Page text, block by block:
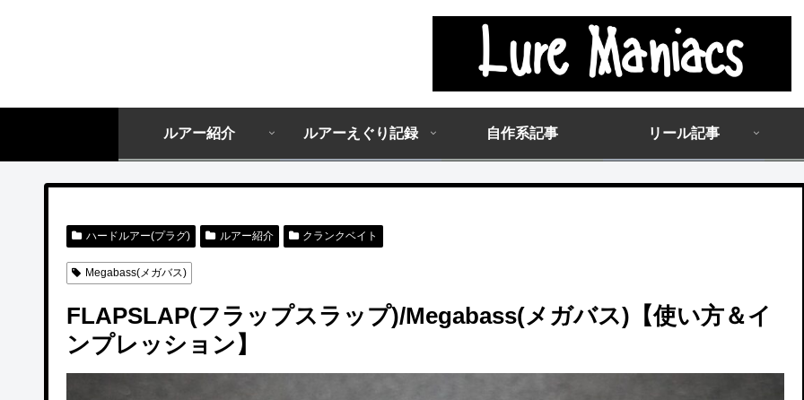
ルアー紹介 ルアーえぐり記録 自作系記事 リール記事
ハードルアー(プラグ) ルアー紹介 クランクベイト
Megabass(メガバス)
FLAPSLAP(フラップスラップ)/Megabass(メガバス)【使い方＆イ
ンプレッション】